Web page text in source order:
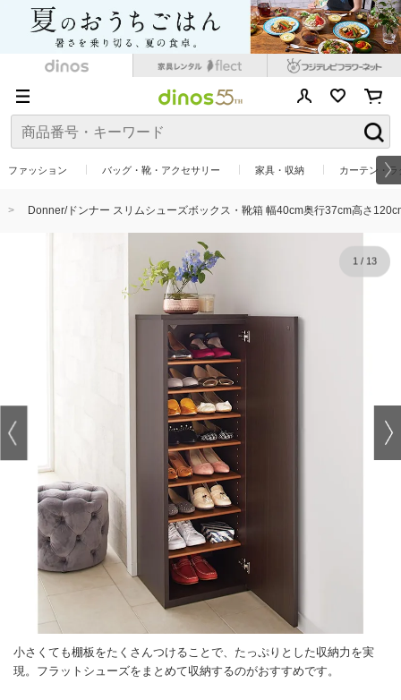
ファッション バッグ・靴・アクセサリー 家具・収納 カーテン・
Donner/ドンナー スリムシューズボックス・靴箱 幅40cm奥行37cm高さ
小さくても棚板をたくさんつけることで、たっぷりとした収納力を実
現。フラットシューズをまとめて収納するのがおすすめです。
1/ 13